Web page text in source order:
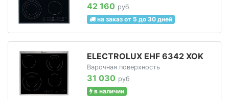
42 160 руб
на заказ от 5 до 30 дней
ELECTROLUX EHF 6342 XOK
Варочная поверхность
31 030 руб
в наличии